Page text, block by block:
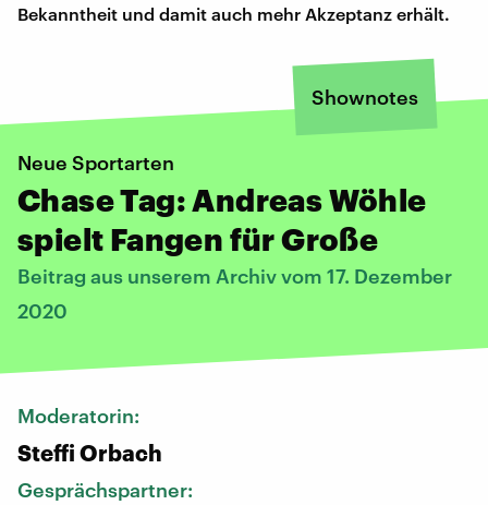
Bekanntheit und damit auch mehr Akzeptanz erhält.
Shownotes
Neue Sportarten
Chase Tag: Andreas Wöhle
spielt Fangen für Große
Beitrag aus unserem Archiv vom 17. Dezember
2020
Moderatorin:
Steffi Orbach
Gesprächspartner: